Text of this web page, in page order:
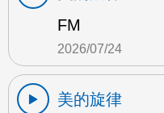
FM
2026/07/24
美的旋律